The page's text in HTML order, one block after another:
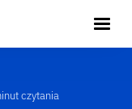
czytania